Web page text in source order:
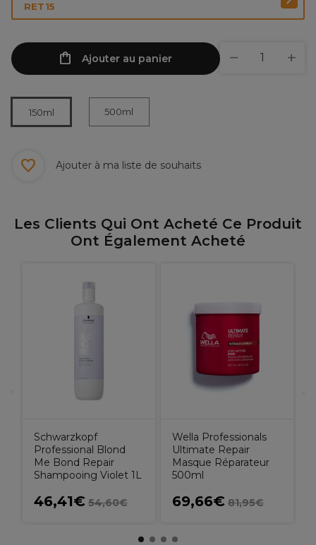
RET15
Ajouter au panier
150ml 500ml
Ajouter à ma liste de souhaits
Les Clients Qui Ont Acheté Ce Produit
Ont Également Acheté
Schwarzkopf
Professional Blond
Me Bond Repair
Shampooing Violet 1L
46,41€ 54,60€
Wella Professionals
Ultimate Repair
Masque Réparateur
500ml
69,66€ 81,95€